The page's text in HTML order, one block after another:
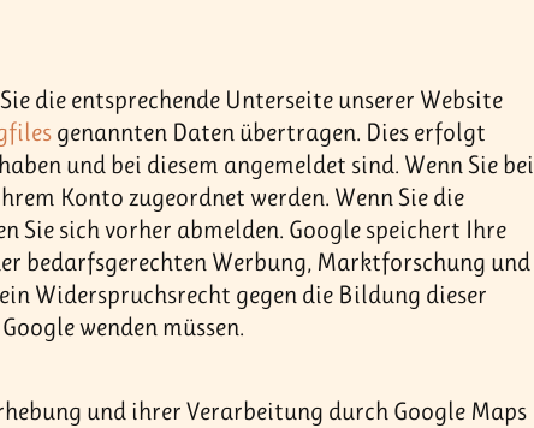
die entsprechende Unterseite unserer Website
genannten Daten übertragen. Dies erfolgt
und bei diesem angemeldet sind. Wenn Sie bei
Konto zugeordnet werden. Wenn Sie die
Sie sich vorher abmelden. Google speichert Ihre
bedarfsgerechten Werbung, Marktforschung und
Widerspruchsrecht gegen die Bildung dieser
wenden müssen.
und ihrer Verarbeitung durch Google Maps